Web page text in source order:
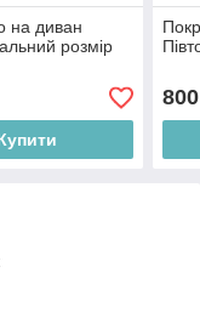
на диван
розмір
800